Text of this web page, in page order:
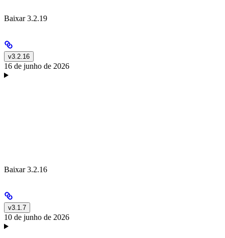
Baixar 3.2.19
v3.2.16
16 de junho de 2026
Baixar 3.2.16
v3.1.7
10 de junho de 2026